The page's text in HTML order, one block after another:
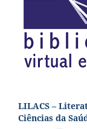
LILACS –
Ciências da